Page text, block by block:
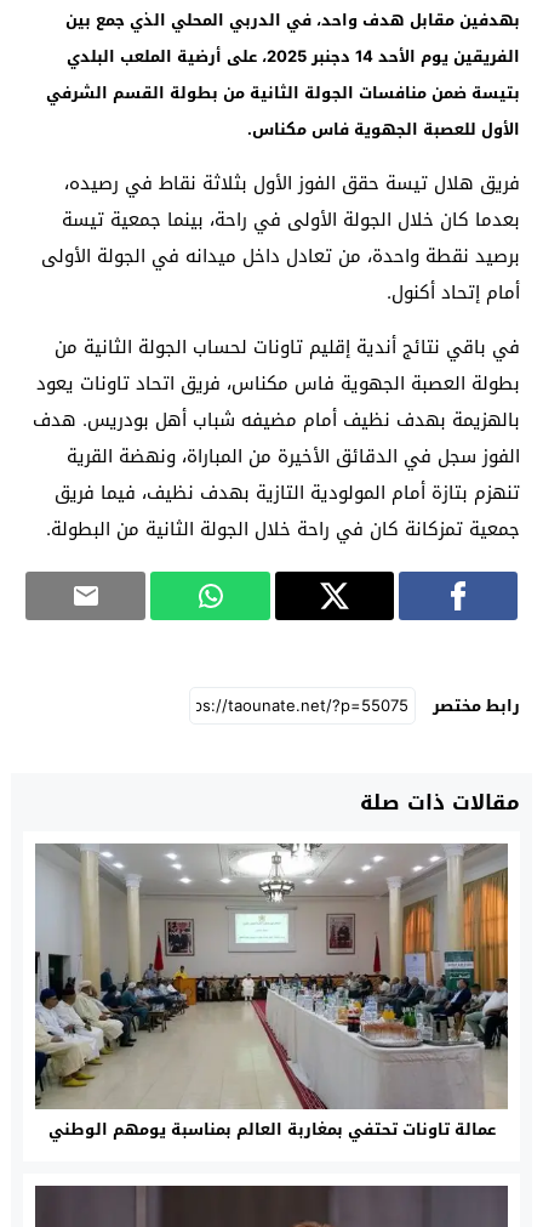
بهدفين مقابل هدف واحد، في الدربي المحلي الذي جمع بين
الفريقين يوم الأحد 14 دجنبر 2025، على أرضية الملعب البلدي
بتيسة ضمن منافسات الجولة الثانية من بطولة القسم الشرفي
الأول للعصبة الجهوية فاس مكناس.
فريق هلال تيسة حقق الفوز الأول بثلاثة نقاط في رصيده،
بعدما كان خلال الجولة الأولى في راحة، بينما جمعية تيسة
برصيد نقطة واحدة، من تعادل داخل ميدانه في الجولة الأولى
أمام إتحاد أكنول.
في باقي نتائج أندية إقليم تاونات لحساب الجولة الثانية من
بطولة العصبة الجهوية فاس مكناس، فريق اتحاد تاونات يعود
بالهزيمة بهدف نظيف أمام مضيفه شباب أهل بودريس. هدف
الفوز سجل في الدقائق الأخيرة من المباراة، ونهضة القرية
تنهزم بتازة أمام المولودية التازية بهدف نظيف، فيما فريق
جمعية تمزكانة كان في راحة خلال الجولة الثانية من البطولة.
رابط مختصر
مقالات ذات صلة
عمالة تاونات تحتفي بمغاربة العالم بمناسبة يومهم الوطني‎